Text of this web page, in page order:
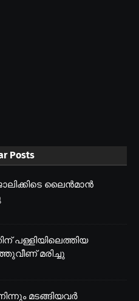
Posts
ലൈൻമാൻ
പള്ളിയിലെത്തിയ
മരിച്ചു
മടങ്ങിയവർ